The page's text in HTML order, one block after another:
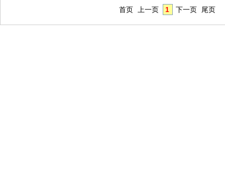
首页 上一页 1 下一页 尾页